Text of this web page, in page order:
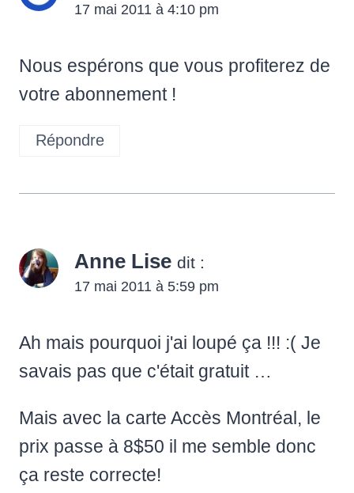
17 mai 2011 à 4:10 pm
Nous espérons que vous profiterez de
votre abonnement !
Répondre
Anne Lise dit :
17 mai 2011 à 5:59 pm
Ah mais pourquoi j'ai loupé ça !!! :( Je
savais pas que c'était gratuit …
Mais avec la carte Accès Montréal, le
prix passe à 8$50 il me semble donc
ça reste correcte!